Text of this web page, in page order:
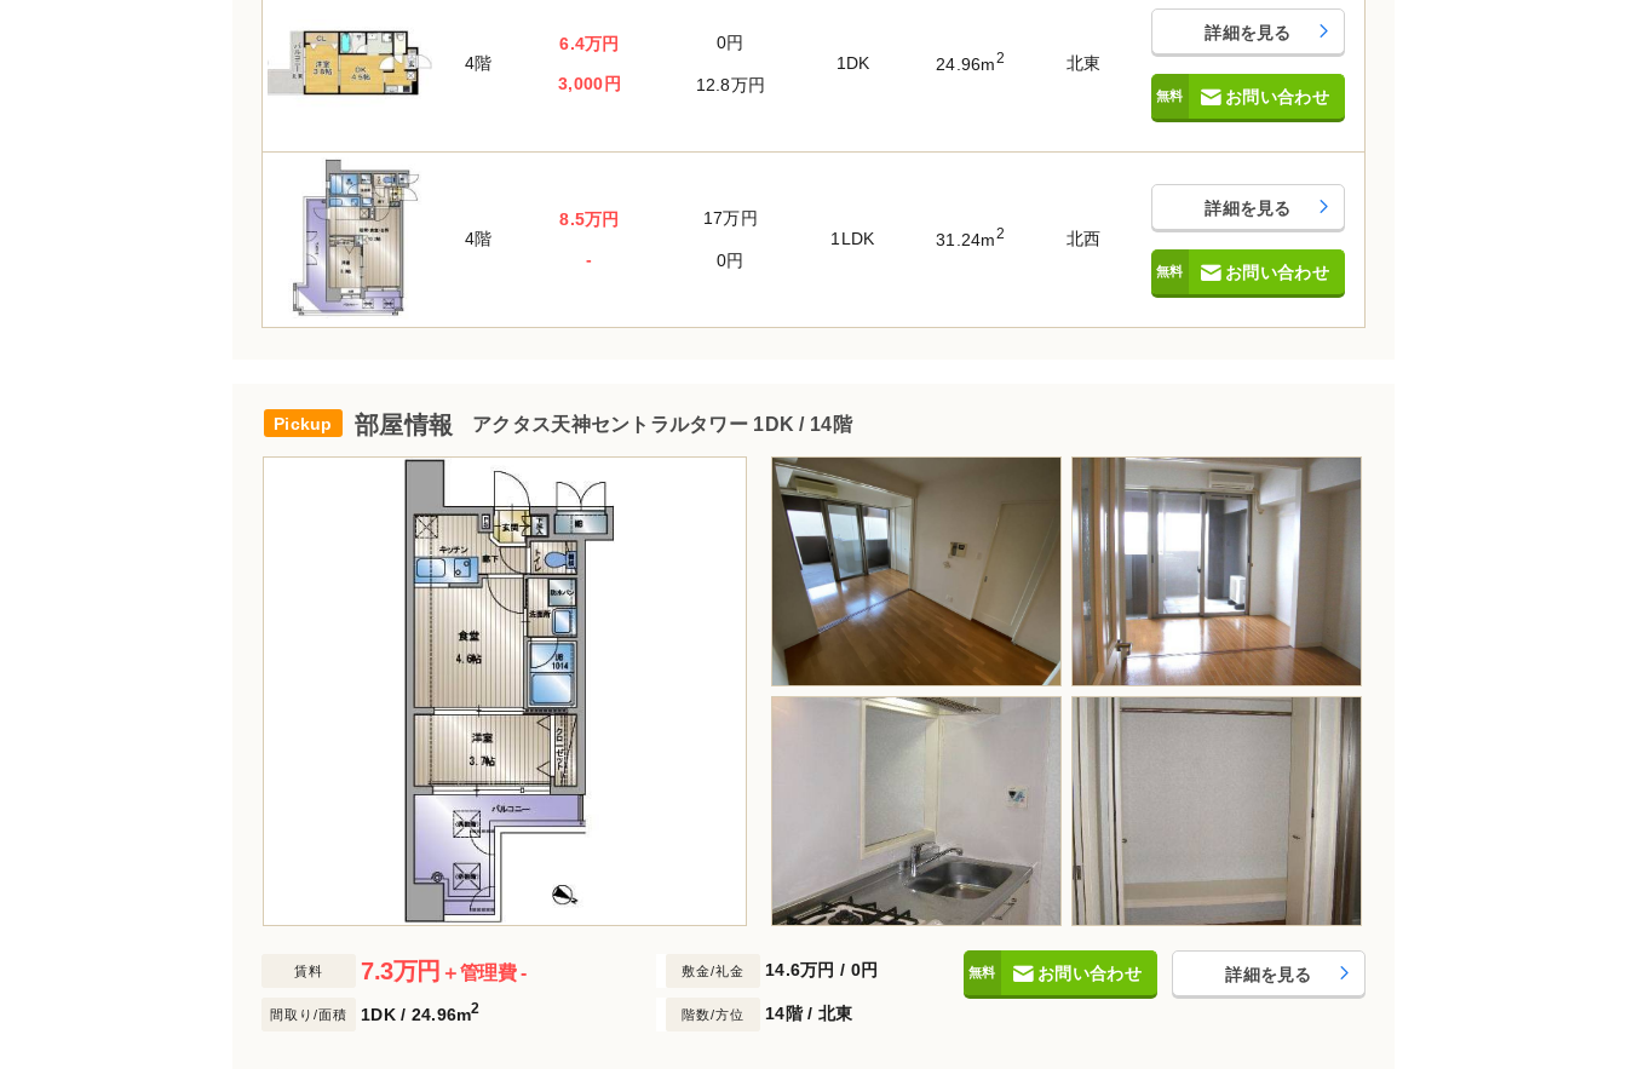
4階
6.4万円
3,000円
0円
12.8万円
1DK 24.96m2 北東
詳細を見る
お問い合わせ
4階
8.5万円
-
17万円
0円
1LDK 31.24m2 北西
詳細を見る
お問い合わせ
部屋情報 アクタス天神セントラルタワー 1DK / 14階
賃料 7.3万円 ＋管理費 - 敷金/礼金 14.6万円 / 0円
間取り/面積 1DK / 24.96m2 階数/方位 14階 / 北東
お問い合わせ 詳細を見る